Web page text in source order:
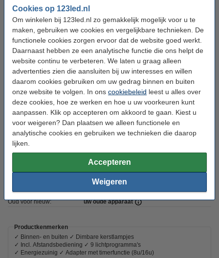
Cookies op 123led.nl
Om winkelen bij 123led.nl zo gemakkelijk mogelijk voor u te
maken, gebruiken we cookies en vergelijkbare technieken. De
functionele cookies zorgen ervoor dat de website goed werkt.
Daarnaast hebben ze een analytische functie die ons helpt de
website continu te verbeteren. We laten u graag alleen
advertenties zien die aansluiten bij uw interesses en willen
daarom cookies gebruiken om uw gedrag binnen en buiten
onze website te volgen. In ons cookiebeleid leest u alles over
deze cookies, hoe ze werken en hoe u uw voorkeuren kunt
aanpassen. Klik op accepteren om akkoord te gaan. Kiest u
voor weigeren? Dan plaatsen we alleen functionele en
analytische cookies en gebruiken we technieken die daarop
lijken.
Accepteren
Weigeren
Voeding: Adapter
Voltage: 220-240 V
Uitgangs Voltage: 31
Aanloopsnoer: 3 meter
Beschermingsniveau: IP44
Gebruik: Binnen/buiten
Klasse: III
Keurmerk: CE, GS
Aantal lampjes: 240
Handleiding
Oud voor nieuw: uw oude apparaat
Productkenmerken
✓ Binnen- en buiten ✓ Dimbare kerstlampjes
✓ Incl. Afstandsbediening ✓ 9 lichtprogramma's
✓ Energiezuinig ✓ Adapter met timerfunctie (8u/16u)